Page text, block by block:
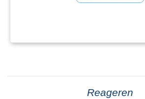
Reageren